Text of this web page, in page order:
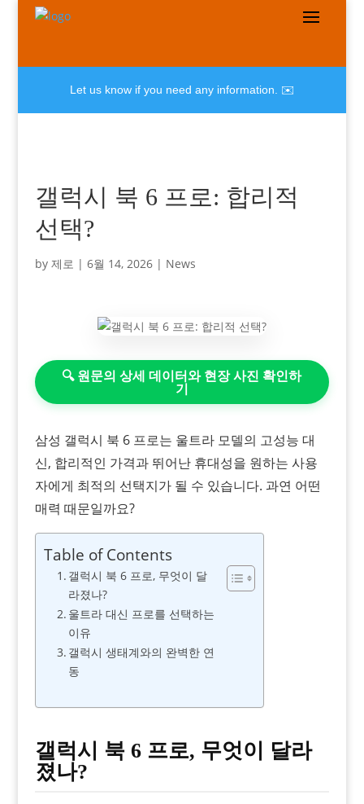
Let us know if you need any information. ✉️
갤럭시 북 6 프로: 합리적
선택?
by 제로 | 6월 14, 2026| News
🔍 원문의 상세 데이터와 현장 사진 확인하
기
삼성 갤럭시 북 6 프로는 울트라 모델의 고성능 대
신, 합리적인 가격과 뛰어난 휴대성을 원하는 사용
자에게 최적의 선택지가 될 수 있습니다. 과연 어떤
매력 때문일까요?
Table of Contents
갤럭시 북 6 프로, 무엇이 달
라졌나?
울트라 대신 프로를 선택하는
이유
갤럭시 생태계와의 완벽한 연
동
갤럭시 북 6 프로, 무엇이 달라
졌나?